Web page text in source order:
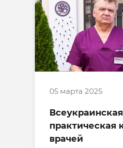
05 марта 2025
практическая
врачей